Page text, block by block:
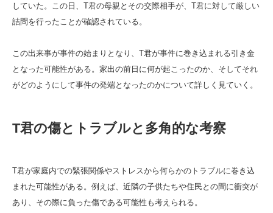
していた。この日、T君の母親とその交際相手が、T君に対して厳しい
詰問を行ったことが確認されている。
この出来事が事件の始まりとなり、T君が事件に巻き込まれる引き金
となった可能性がある。家出の前日に何が起こったのか、そしてそれ
がどのようにして事件の発端となったのかについて詳しく見ていく。
T君の傷とトラブルと多角的な考察
T君が家庭内での緊張関係やストレスから何らかのトラブルに巻き込
まれた可能性がある。例えば、近隣の子供たちや住民との間に衝突が
あり、その際に負った傷である可能性も考えられる。